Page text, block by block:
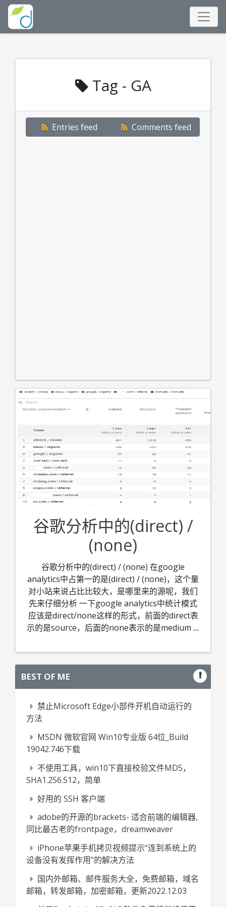
Tag - GA
Entries feed Comments feed
谷歌分析中的(direct) /
(none)
谷歌分析中的(direct) / (none) 在google
analytics中占第一的是(direct) / (none)，这个量
对小站来说占比比较大，是哪里来的源呢，我们
先来仔细分析 一下google analytics中统计模式
应该是direct/none这样的形式，前面的direct表
示的是source，后面的none表示的是medium ....
BEST OF ME
禁止Microsoft Edge小部件开机自动运行的
方法
MSDN 微软官网 Win10专业版 64位_Build
19042.746下载
不使用工具，win10下直接校验文件MD5，
SHA1.256.512，简单
好用的 SSH 客户端
adobe的开源的brackets- 适合前端的编辑器,
同比最古老的frontpage，dreamweaver
iPhone苹果手机拷贝视频提示“连到系统上的
设备没有发挥作用”的解决方法
国内外邮箱、邮件服务大全，免费邮箱，域名
邮箱，转发邮箱，加密邮箱，更新2022.12.03